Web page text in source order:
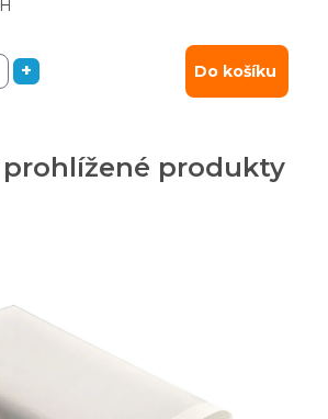
+ Do košíku
prohlížené produkty